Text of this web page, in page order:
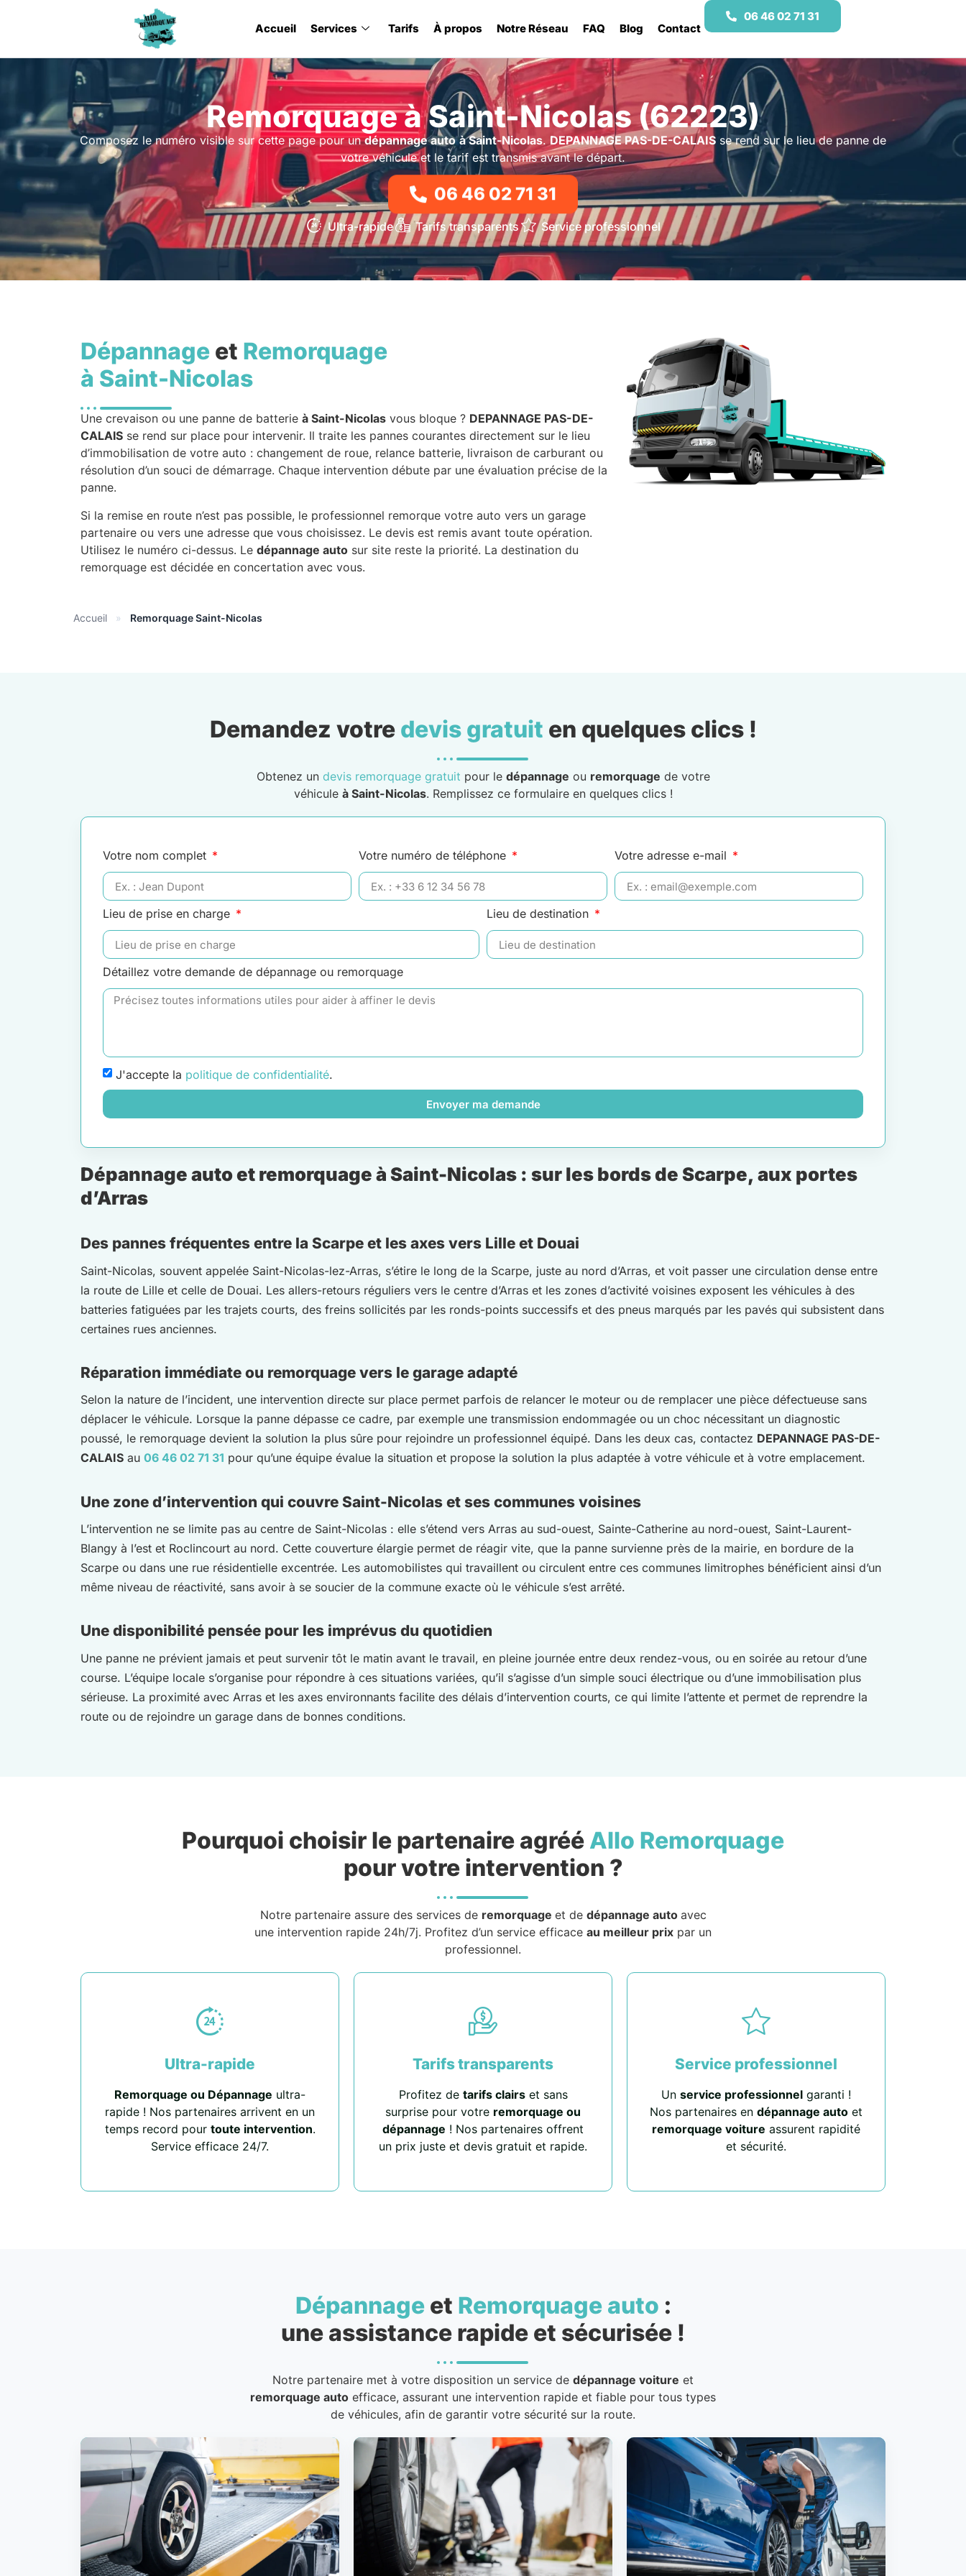
Accueil Services Tarifs À propos Notre Réseau FAQ Blog Contact
06 46 02 71 31
Remorquage à Saint-Nicolas (62223)
Composez le numéro visible sur cette page pour undépannage auto à Saint-Nicolas.DEPANNAGE PAS-DE-CALAIS se rend sur le lieu de panne de
votre véhicule et le tarif est transmis avant le départ.
06 46 02 71 31
Ultra-rapide Tarifs transparents Service professionnel
Dépannage et Remorquage
à Saint-Nicolas
Une crevaison ou une panne de batterie à Saint-Nicolas vous bloque ? DEPANNAGE PAS-DE-
CALAIS se rend sur place pour intervenir. Il traite les pannes courantes directement sur le lieu
d’immobilisation de votre auto : changement de roue, relance batterie, livraison de carburant ou
résolution d’un souci de démarrage. Chaque intervention débute par une évaluation précise de la
panne.
Si la remise en route n’est pas possible, le professionnel remorque votre auto vers un garage
partenaire ou vers une adresse que vous choisissez. Le devis est remis avant toute opération.
Utilisez le numéro ci-dessus. Le dépannage auto sur site reste la priorité. La destination du
remorquage est décidée en concertation avec vous.
Accueil » Remorquage Saint-Nicolas
Demandez votre devis gratuit en quelques clics !
Obtenez un devis remorquage gratuit pour le dépannage ou remorquage de votre
véhicule à Saint-Nicolas. Remplissez ce formulaire en quelques clics !
Votre nom complet Votre numéro de téléphone Votre adresse e-mail
Lieu de prise en charge Lieu de destination
Détaillez votre demande de dépannage ou remorquage
J'accepte la politique de confidentialité.
Envoyer ma demande
Dépannage auto et remorquage à Saint-Nicolas : sur les bords de Scarpe, aux portes
d’Arras
Des pannes fréquentes entre la Scarpe et les axes vers Lille et Douai
Saint-Nicolas, souvent appelée Saint-Nicolas-lez-Arras, s’étire le long de la Scarpe, juste au nord d’Arras, et voit passer une circulation dense entre
la route de Lille et celle de Douai. Les allers-retours réguliers vers le centre d’Arras et les zones d’activité voisines exposent les véhicules à des
batteries fatiguées par les trajets courts, des freins sollicités par les ronds-points successifs et des pneus marqués par les pavés qui subsistent dans
certaines rues anciennes.
Réparation immédiate ou remorquage vers le garage adapté
Selon la nature de l’incident, une intervention directe sur place permet parfois de relancer le moteur ou de remplacer une pièce défectueuse sans
déplacer le véhicule. Lorsque la panne dépasse ce cadre, par exemple une transmission endommagée ou un choc nécessitant un diagnostic
poussé, le remorquage devient la solution la plus sûre pour rejoindre un professionnel équipé. Dans les deux cas, contactez DEPANNAGE PAS-DE-
CALAIS au 06 46 02 71 31 pour qu’une équipe évalue la situation et propose la solution la plus adaptée à votre véhicule et à votre emplacement.
Une zone d’intervention qui couvre Saint-Nicolas et ses communes voisines
L’intervention ne se limite pas au centre de Saint-Nicolas : elle s’étend vers Arras au sud-ouest, Sainte-Catherine au nord-ouest, Saint-Laurent-
Blangy à l’est et Roclincourt au nord. Cette couverture élargie permet de réagir vite, que la panne survienne près de la mairie, en bordure de la
Scarpe ou dans une rue résidentielle excentrée. Les automobilistes qui travaillent ou circulent entre ces communes limitrophes bénéficient ainsi d’un
même niveau de réactivité, sans avoir à se soucier de la commune exacte où le véhicule s’est arrêté.
Une disponibilité pensée pour les imprévus du quotidien
Une panne ne prévient jamais et peut survenir tôt le matin avant le travail, en pleine journée entre deux rendez-vous, ou en soirée au retour d’une
course. L’équipe locale s’organise pour répondre à ces situations variées, qu’il s’agisse d’un simple souci électrique ou d’une immobilisation plus
sérieuse. La proximité avec Arras et les axes environnants facilite des délais d’intervention courts, ce qui limite l’attente et permet de reprendre la
route ou de rejoindre un garage dans de bonnes conditions.
Pourquoi choisir le partenaire agréé Allo Remorquage
pour votre intervention ?
Notre partenaire assure des services de remorquage et de dépannage auto avec
une intervention rapide 24h/7j. Profitez d’un service efficace au meilleur prix par un
professionnel.
Ultra-rapide
Remorquage ou Dépannage ultra-
rapide ! Nos partenaires arrivent en un
temps record pour toute intervention.
Service efficace 24/7.
Tarifs transparents
Profitez de tarifs clairset sans
surprise pour votre remorquage ou
dépannage ! Nos partenaires offrent
un prix juste et devis gratuit et rapide.
Service professionnel
Un service professionnel garanti !
Nos partenaires en dépannage auto et
remorquage voiture assurent rapidité
et sécurité.
Dépannageet Remorquage auto :
une assistance rapide et sécurisée !
Notre partenaire met à votre disposition un service de dépannage voiture et
remorquage auto efficace, assurant une intervention rapide et fiable pour tous types
de véhicules, afin de garantir votre sécurité sur la route.